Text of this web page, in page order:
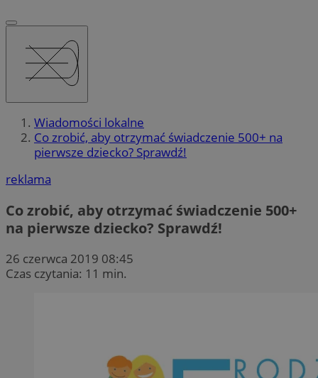
Wiadomości lokalne
Co zrobić, aby otrzymać świadczenie 500+ na
pierwsze dziecko? Sprawdź!
reklama
Co zrobić, aby otrzymać świadczenie 500+
na pierwsze dziecko? Sprawdź!
26 czerwca 2019 08:45
Czas czytania: 11 min.